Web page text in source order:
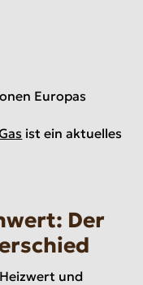
Europas
ist ein aktuelles
Der
und